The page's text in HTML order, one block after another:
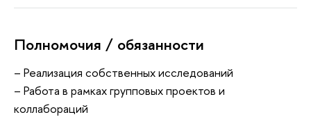
Полномочия / обязанности
– Реализация собственных исследований
– Работа в рамках групповых проектов и
коллабораций